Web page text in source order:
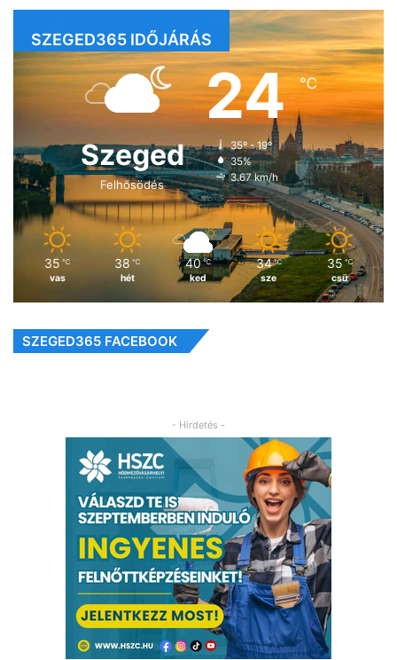
SZEGED365 IDŐJÁRÁS
Szeged
Felhősödés
24℃
35º - 19º
35%
3.67 km/h
35 ℃
vas
38 ℃
hét
40 ℃
ked
34 ℃
sze
35 ℃
csü
SZEGED365 FACEBOOK
- Hirdetés -